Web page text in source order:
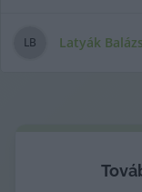
LB Latyák Balázs